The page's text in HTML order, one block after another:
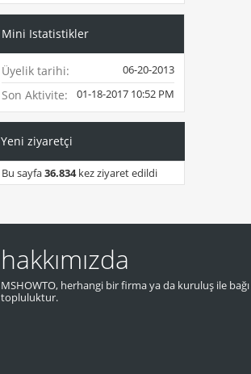
Mini Istatistikler
Üyelik tarihi 06-20-2013
Son Aktivite 01-18-2017 10:52 PM
Yeni ziyaretçi
Bu sayfa36.834kez ziyaret edildi
hakkımızda
MSHOWTO, herhangi bir firma ya da kuruluş ile
topluluktur.